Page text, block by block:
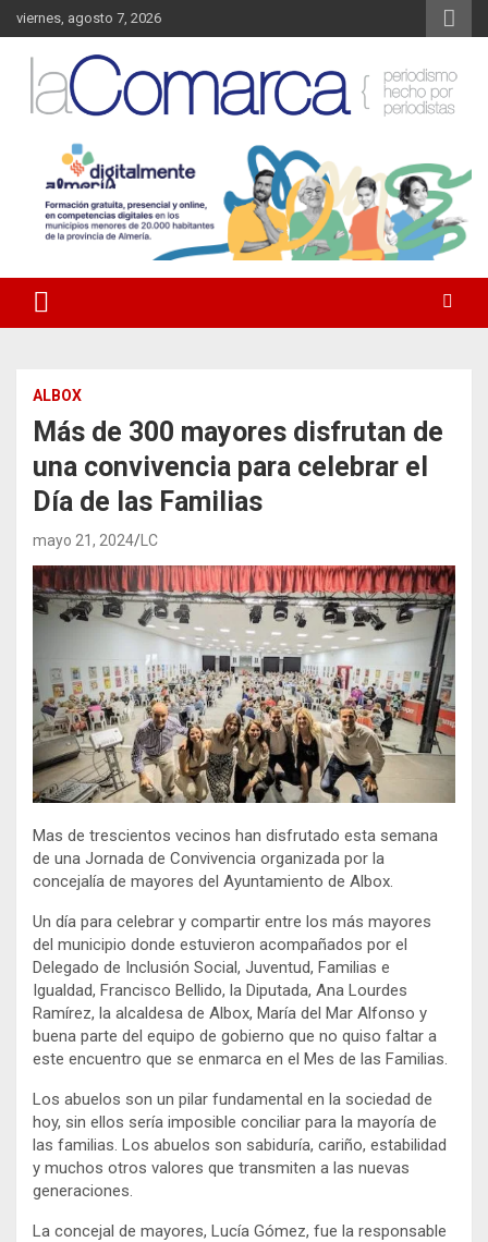
Saltar
al
contenido
viernes, agosto 7, 2026
La Comarca – Noticias del
Almanzora
Almanzora y sus localidades.
ALBOX
Más de 300 mayores disfrutan de
una convivencia para celebrar el
Día de las Familias
mayo 21, 2024 LC
Mas de trescientos vecinos han disfrutado esta semana
de una Jornada de Convivencia organizada por la
concejalía de mayores del Ayuntamiento de Albox.
Un día para celebrar y compartir entre los más mayores
del municipio donde estuvieron acompañados por el
Delegado de Inclusión Social, Juventud, Familias e
Igualdad, Francisco Bellido, la Diputada, Ana Lourdes
Ramírez, la alcaldesa de Albox, María del Mar Alfonso y
buena parte del equipo de gobierno que no quiso faltar a
este encuentro que se enmarca en el Mes de las Familias.
Los abuelos son un pilar fundamental en la sociedad de
hoy, sin ellos sería imposible conciliar para la mayoría de
las familias. Los abuelos son sabiduría, cariño, estabilidad
y muchos otros valores que transmiten a las nuevas
generaciones.
La concejal de mayores, Lucía Gómez, fue la responsable